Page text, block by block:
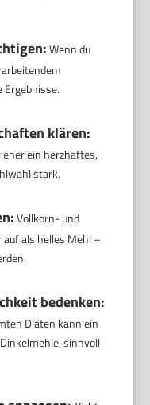
Wenn du
Ergebnisse.
klären:
ein herzhaftes,
stark.
Vollkorn- und
als helles Mehl –
bedenken:
Diäten kann ein
sinnvoll